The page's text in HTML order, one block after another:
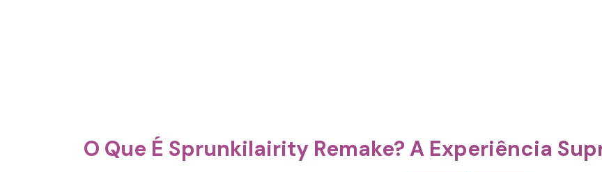
O Que É Sprunkilairity Remake? A Experiência